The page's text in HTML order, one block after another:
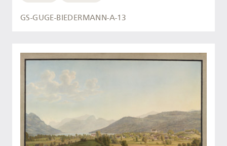
GS-GUGE-BIEDERMANN-A-13